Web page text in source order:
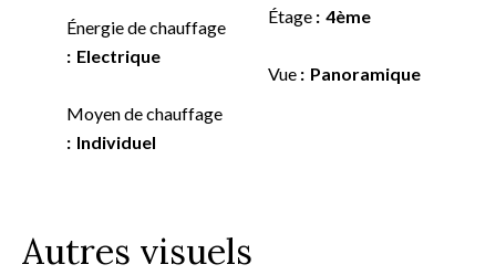
Énergie de chauffage
Electrique
Moyen de chauffage
Individuel
Étage 4ème
Vue Panoramique
Autres visuels